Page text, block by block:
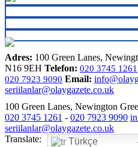
Adres: 100 Green Lanes,
N16 9EH Telefon: 020 3745 1261
020 7923 9090 Email:
seriilanlar@olaygazete.co.uk
100 Green Lanes, Newington
020 3745 1261 - 020 7923 9090
seriilanlar@olaygazete.co.uk
Translate:
Türkçe